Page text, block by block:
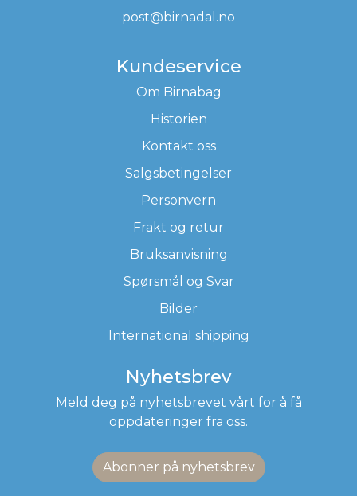
post@birnadal.no
Kundeservice
Om Birnabag
Historien
Kontakt oss
Salgsbetingelser
Personvern
Frakt og retur
Bruksanvisning
Spørsmål og Svar
Bilder
International shipping
Nyhetsbrev
Meld deg på nyhetsbrevet vårt for å få
oppdateringer fra oss.
Abonner på nyhetsbrev